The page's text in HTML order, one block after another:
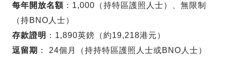
每年開放名額 ：1,000（持特區護照人士）、無限制
（持BNO人士）
存款證明 ：1,890英鎊（約19,218港元）
逗留期 ： 24個月（持持特區護照人士或BNO人士）